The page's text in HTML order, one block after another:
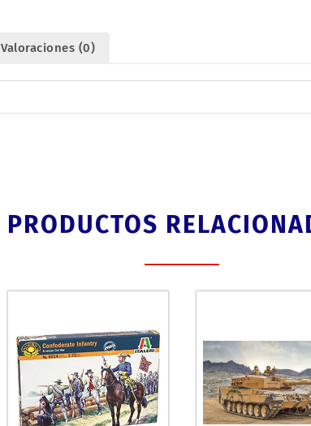
Valoraciones (0)
PRODUCTOS